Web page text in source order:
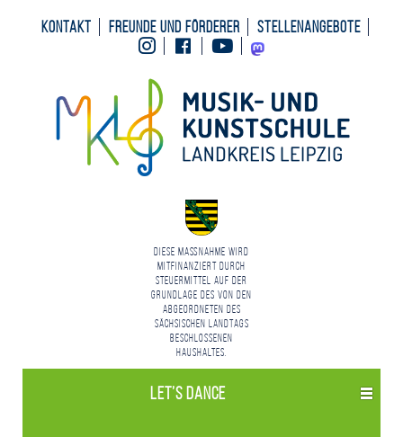
Kontakt Freunde und Förderer
Stellenangebote
InstagramFacebookYoutubeMastodon
Diese Maßnahme wird
mitfinanziert durch
Steuermittel auf der
Grundlage des von den
Abgeordneten des
Sächsischen Landtags
beschlossenen
Haushaltes.
Let’s Dance